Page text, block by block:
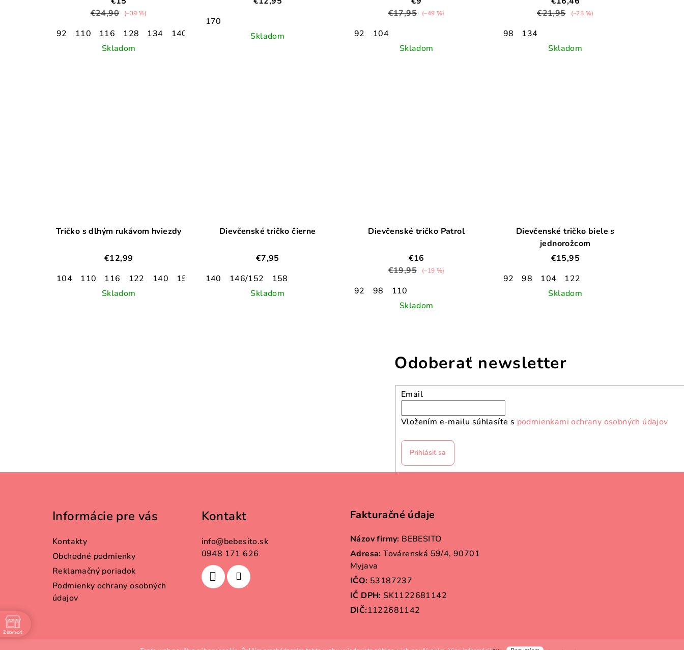
€24,90
(–39 %)
92 110 116 128 134
140
Skladom
170
Skladom
€17,95
(–49 %)
92
104
Skladom
€21,95
(–25 %)
98
134
Skladom
Tričko s dlhým rukávom hviezdy
€12,99
104
110 116 122 140
152
Skladom
Dievčenské tričko čierne
€7,95
140
146/152
158
Skladom
Dievčenské tričko Patrol
€16
€19,95
(–19 %)
92 98
110
Skladom
Dievčenské tričko biele s
jednorožcom
€15,95
92
98 104
122
Skladom
Odoberať newsletter
Email
Vložením e-mailu súhlasíte s podmienkami ochrany osobných údajov
Prihlásiť sa
Informácie pre vás
Kontakty
Obchodné podmienky
Reklamačný poriadok
Podmienky ochrany osobných
údajov
Kontakt
info@bebesito.sk
0948 171 626
Fakturačné údaje
Názov firmy: BEBESITO
Adresa: Továrenská 59/4, 90701
Myjava
IČO: 53187237
IČ DPH: SK1122681142
DIČ:1122681142
Zobraziť